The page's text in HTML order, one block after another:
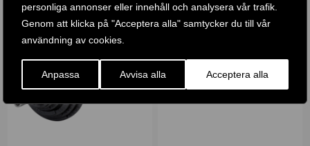
personliga annonser eller innehåll och analysera vår trafik.
Genom att klicka på "Acceptera alla" samtycker du till vår
användning av cookies.
Anpassa Avvisa alla Acceptera alla
-15%